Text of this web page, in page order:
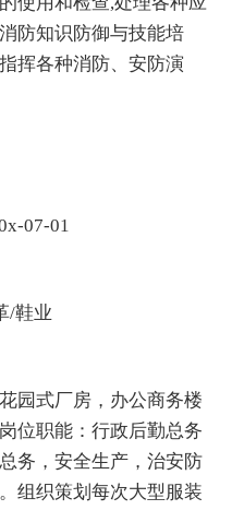
防知识防御与技能培
挥各种消防、安防演
07-01
/鞋业
园式厂房，办公商务楼
位职能：行政后勤总务
务，安全生产，治安防
组织策划每次大型服装